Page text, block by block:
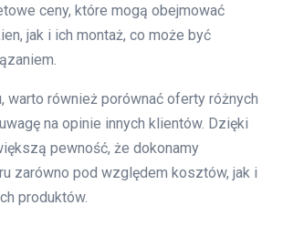
ceny, które mogą obejmować
jak i ich montaż, co może być
warto również porównać oferty różnych
na opinie innych klientów. Dzięki
pewność, że dokonamy
zarówno pod względem kosztów, jak i
produktów.